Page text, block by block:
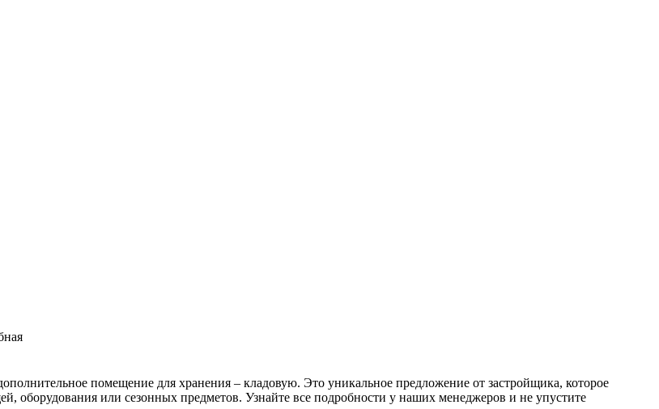
помещение для хранения – кладовую. Это уникальное предложение от застройщика, которое
оборудования или сезонных предметов. Узнайте все подробности у наших менеджеров и не упустите